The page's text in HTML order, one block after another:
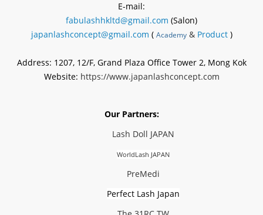
E-mail:
fabulashhkltd@gmail.com (Salon)
japanlashconcept@gmail.com ( Academy& Product )
Address: 1207, 12/F, Grand Plaza Office Tower 2, Mong Kok
Website: https://www.japanlashconcept.com
Our Partners:
Lash Doll JAPAN
WorldLash JAPAN
PreMedi
Perfect Lash Japan